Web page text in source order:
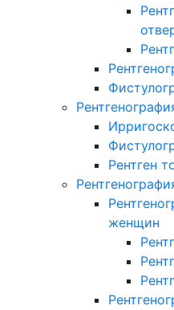
Рентген
женщин